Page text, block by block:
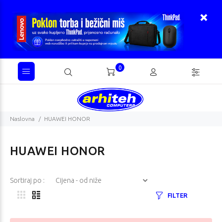
0
Naslovna HUAWEI HONOR
HUAWEI HONOR
Sortiraj po :
FILTER